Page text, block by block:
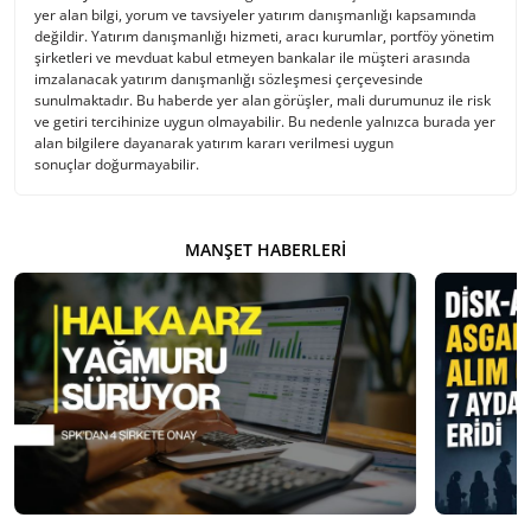
yer alan bilgi, yorum ve tavsiyeler yatırım danışmanlığı kapsamında
değildir. Yatırım danışmanlığı hizmeti, aracı kurumlar, portföy yönetim
şirketleri ve mevduat kabul etmeyen bankalar ile müşteri arasında
imzalanacak yatırım danışmanlığı sözleşmesi çerçevesinde
sunulmaktadır. Bu haberde yer alan görüşler, mali durumunuz ile risk
ve getiri tercihinize uygun olmayabilir. Bu nedenle yalnızca burada yer
alan bilgilere dayanarak yatırım kararı verilmesi uygun
sonuçlar doğurmayabilir.
MANŞET HABERLERI